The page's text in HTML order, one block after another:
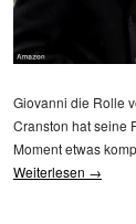
Giovanni die Rolle
Cranston hat seine
Moment etwas
Weiterlesen →